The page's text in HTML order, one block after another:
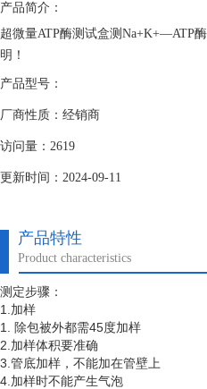
产品简介：
超微量ATP酶测试盒测Na+K+—ATP
明！
产品型号：
厂商性质：经销商
访问量：2619
更新时间：2024-09-11
产品特性
Product characteristics
测定步骤：
1.加样
1. 除包被外都需45度加样
2.加样体积要准确
3.管底加样，不能加在管壁上
4.加样时不能产生气泡